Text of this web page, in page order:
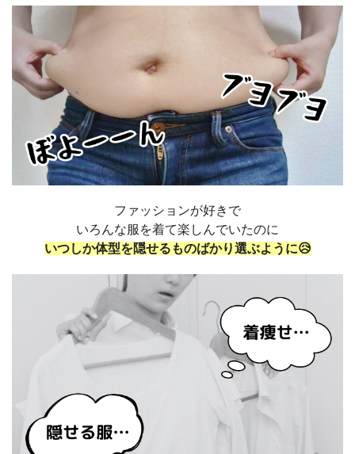
ファッションが好きで
いろんな服を着て楽しんでいたのに
いつしか体型を隠せるものばかり選ぶように😥